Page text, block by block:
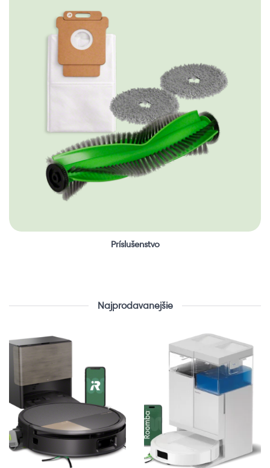
Príslušenstvo
Najprodavanejšie